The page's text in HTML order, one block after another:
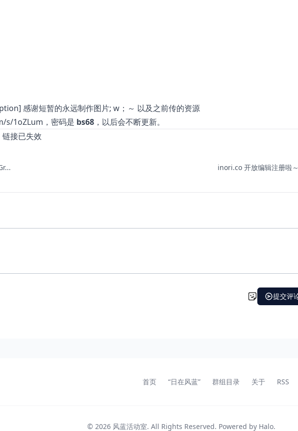
感谢短暂的永远制作图片; w；～ 以及之前传的资源
s/1oZLum ，密码是 bs68 ，以后会不断更新。
接已失效
inori.co 开放编辑注册啦～
首页 “日在风蓝” 群组目录 关于 RSS
© 2026 风蓝活动室. All Rights Reserved. Powered by Halo.